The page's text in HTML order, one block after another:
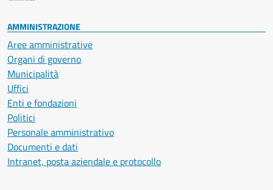
AMMINISTRAZIONE
Aree amministrative
Organi di governo
Municipalità
Uffici
Enti e fondazioni
Politici
Personale amministrativo
Documenti e dati
Intranet, posta aziendale e protocollo